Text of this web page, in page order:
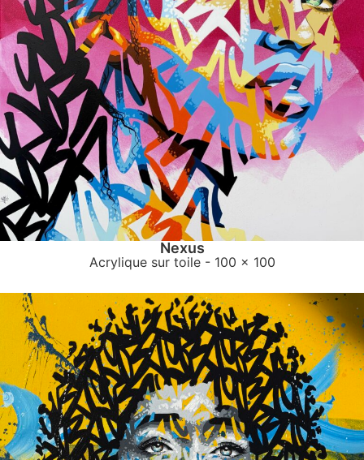
Nexus
Acrylique sur toile- 100 x 100